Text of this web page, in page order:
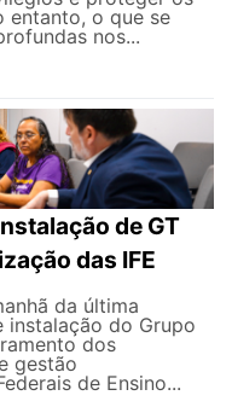
entanto, o que se
nos...
de GT
das IFE
da última
instalação do Grupo
dos
gestão
de Ensino...